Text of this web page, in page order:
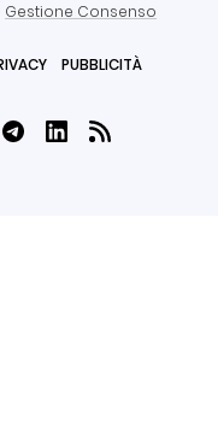
Gestione Consenso
PUBBLICITÀ